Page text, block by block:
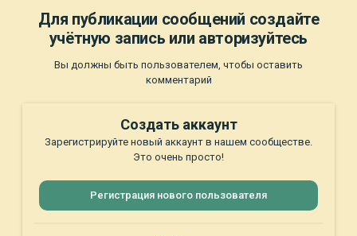
Для публикации сообщений создайте
учётную запись или авторизуйтесь
Вы должны быть пользователем, чтобы оставить
комментарий
Создать аккаунт
Зарегистрируйте новый аккаунт в нашем сообществе.
Это очень просто!
Регистрация нового пользователя